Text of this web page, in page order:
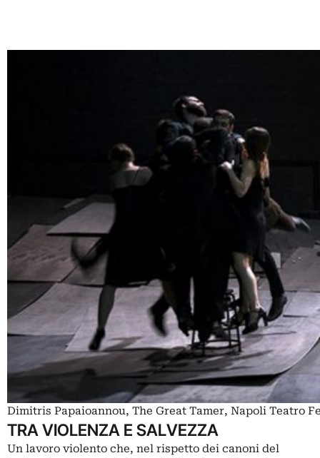
Dimitris Papaioannou, The Great Tamer, Napoli Teatro
TRA VIOLENZA E SALVEZZA
Un lavoro violento che, nel rispetto dei canoni del